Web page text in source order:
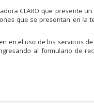
CLARO que presente
que se presentan en la
en el uso de los servicios
al formulario de